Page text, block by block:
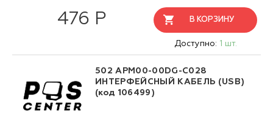
476 Р В КОРЗИНУ
Доступно: 1 шт.
502 APM00-00DG-C028
ИНТЕРФЕЙСНЫЙ КАБЕЛЬ (USB)
(код 106499)